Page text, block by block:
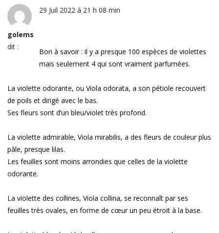
golems
dit :
29 Juil 2022 à 21 h 08 min
Bon à savoir : il y a presque 100 espèces de violettes
mais seulement 4 qui sont vraiment parfumées.
La violette odorante, ou Viola odorata, a son pétiole recouvert
de poils et dirigé avec le bas.
Ses fleurs sont d’un bleu/violet très profond.
La violette admirable, Viola mirabilis, a des fleurs de couleur plus
pâle, presque lilas.
Les feuilles sont moins arrondies que celles de la violette
odorante.
La violette des collines, Viola collina, se reconnaît par ses
feuilles très ovales, en forme de cœur un peu étroit à la base.